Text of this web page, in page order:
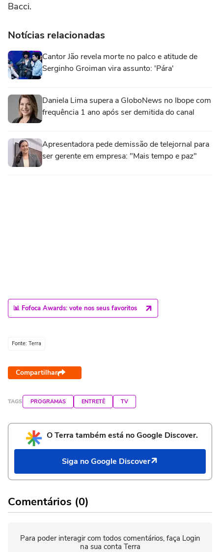
Bacci.
Notícias relacionadas
Cantor Jão revela morte no palco e atitude de
Serginho Groiman vira assunto: 'Pára'
Daniela Lima supera a GloboNews no Ibope com
frequência 1 ano após ser demitida do canal
Apresentadora pede demissão de telejornal para
ser gerente em empresa: "Mais tempo e paz"
📊 Fofoca Awards: vote nos seus favoritos
Fonte: Terra
Compartilhar
TAGS PROGRAMAS ENTRETÊ TV
O Terra também está no Google Discover.
Siga no Google Discover
Comentários (0)
Para poder interagir com todos comentários, faça Login
na sua conta Terra